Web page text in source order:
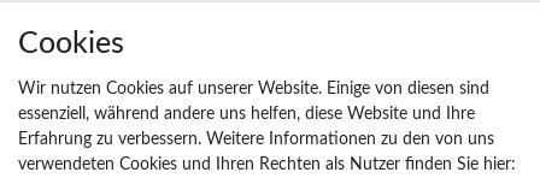
Unternehmen
Widerrufs­recht
Vertrag widerrufen
Impressum
Daten­schutz­erklärung
Cookies
Wir nutzen Cookies auf unserer Website. Einige von diesen sind
essenziell, während andere uns helfen, diese Website und Ihre
Erfahrung zu verbessern. Weitere Informationen zu den von uns
verwendeten Cookies und Ihren Rechten als Nutzer finden Sie hier: